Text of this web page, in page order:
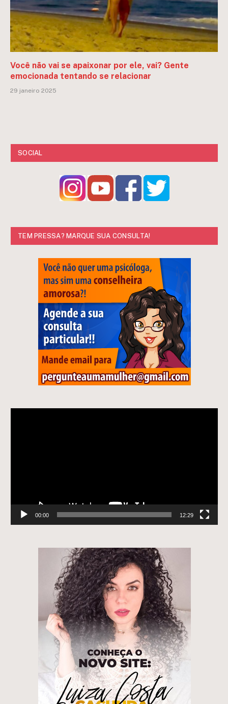
Você não vai se apaixonar por ele, vai? Gente
emocionada tentando se relacionar
29 janeiro 2025
SOCIAL
TEM PRESSA? MARQUE SUA CONSULTA!
00:00 12:29